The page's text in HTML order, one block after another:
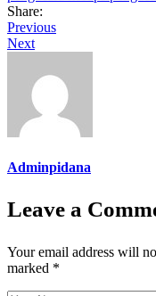
Share:
Previous
Next
Adminpidana
Leave a
Your email address will
marked *